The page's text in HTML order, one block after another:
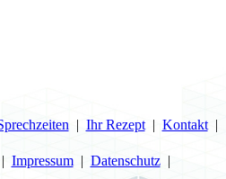
Ihr Rezept Kontakt
Impressum Datenschutz